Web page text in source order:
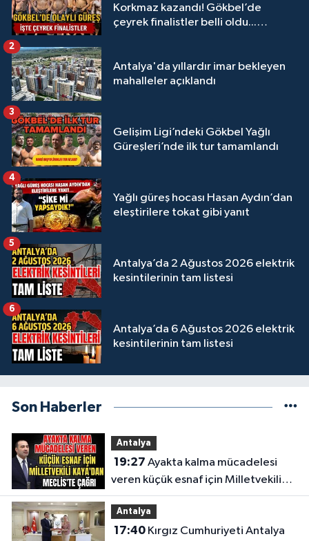
Korkmaz kazandı! Gökbel’de
çeyrek finalistler belli oldu...
Antalya'da yıllardır imar bekleyen
mahalleler açıklandı
2
Gelişim Ligi’ndeki Gökbel Yağlı
Güreşleri’nde ilk tur tamamlandı
3
Yağlı güreş hocası Hasan Aydın’dan
eleştirilere tokat gibi yanıt
4
Antalya’da 2 Ağustos 2026 elektrik
kesintilerinin tam listesi
5
Antalya’da 6 Ağustos 2026 elektrik
kesintilerinin tam listesi
6
Son Haberler
Antalya
19:27
veren küçük esnaf için Milletvekili
Kaya'dan Meclis'te çağrı
Antalya
17:40Kırgız Cumhuriyeti Antalya